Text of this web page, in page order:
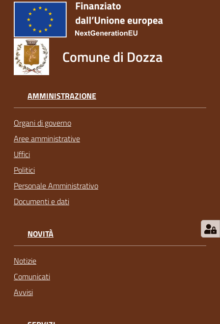
Comune di Dozza
AMMINISTRAZIONE
Organi di governo
Aree amministrative
Uffici
Politici
Personale Amministrativo
Documenti e dati
NOVITÀ
Notizie
Comunicati
Avvisi